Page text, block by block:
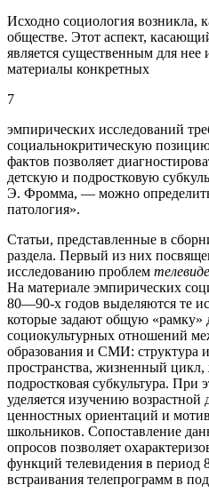
Исходно социология возникла,
обществе. Этот аспект,
является существенным для нее
материалы конкретных
7
эмпирических исследований
социальнокритическую
фактов позволяет
детскую и подростковую
Э. Фромма, — можно определить
патология».
Статьи, представленные в
раздела. Первый из них
исследованию проблем
На материале эмпирических
80—90-х годов выделяются те
которые задают общую «рамку»
социокультурных отношений
образования и СМИ: структура
пространства, жизненный
подростковая субкультура. При
уделяется изучению
ценностных ориентаций и
школьников. Сопоставление
опросов позволяет
функций телевидения в
встраивания телепрограмм в